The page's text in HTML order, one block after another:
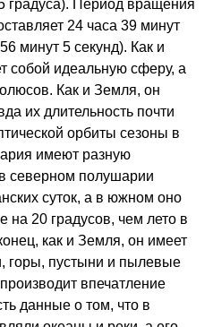
градуса). Период вращения
24 часа 39 минут
минут 5 секунд). Как и
собой идеальную сферу, а
Как и Земля, он
их длительность почти
орбиты сезоны в
имеют разную
северном полушарии
суток, а в южном оно
на 20 градусов, чем лето в
как и Земля, он имеет
горы, пустыни и пылевые
впечатление
данные о том, что в